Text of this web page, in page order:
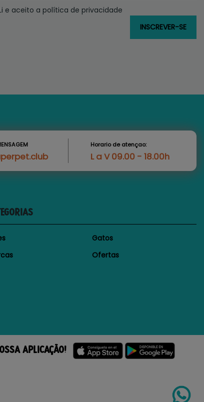
e aceito a política de privacidade
Horario de atençao:
L a V 09.00 - 18.00h
Gatos
Ofertas
APLICAÇÃO!